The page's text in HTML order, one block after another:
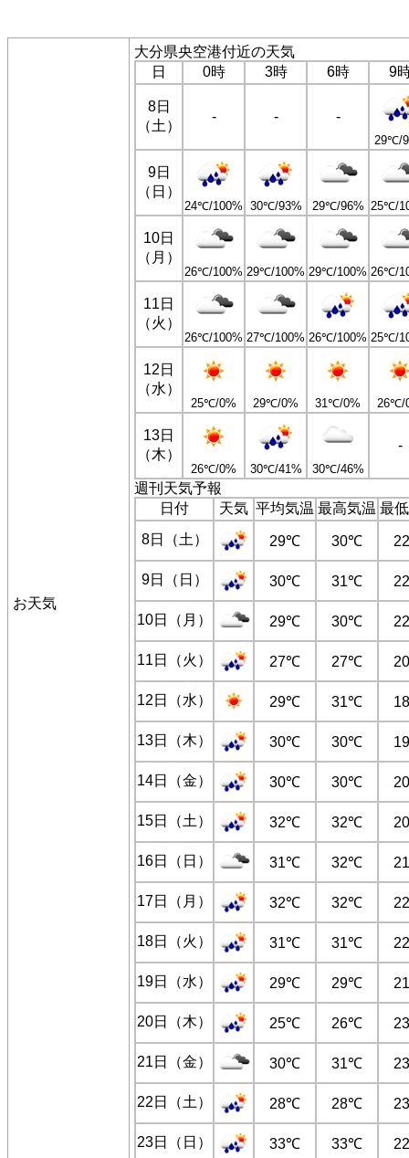
お天気
大分県央空港付近の天気
日
0時 3時 6時 9
8日
（土）
- - -
29℃/
9日
（日）
24℃/100% 30℃/93% 29℃/96% 25℃/
10日
（月）
26℃/100% 29℃/100% 29℃/100% 26℃/
11日
（火）
26℃/100% 27℃/100% 26℃/100% 25℃/
12日
（水）
25℃/0% 29℃/0% 31℃/0% 26℃/
13日
（木）
26℃/0% 30℃/41% 30℃/46%
-
週刊天気予報
日付
天気 平均気温 最高気温 最
8日（土）
29℃ 30℃
9日（日） 30℃ 31℃
10日（月） 29℃ 30℃
11日（火） 27℃ 27℃
12日（水） 29℃ 31℃
13日（木） 30℃ 30℃
14日（金） 30℃ 30℃
15日（土） 32℃ 32℃
16日（日） 31℃ 32℃
17日（月） 32℃ 32℃
18日（火） 31℃ 31℃
19日（水） 29℃ 29℃
20日（木） 25℃ 26℃
21日（金） 30℃ 31℃
22日（土） 28℃ 28℃
23日（日） 33℃ 33℃